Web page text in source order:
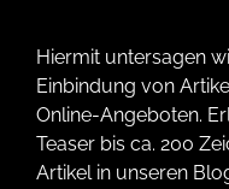
Hiermit untersagen
Einbindung von
Online-Angeboten.
Teaser bis ca. 200
Artikel in unseren